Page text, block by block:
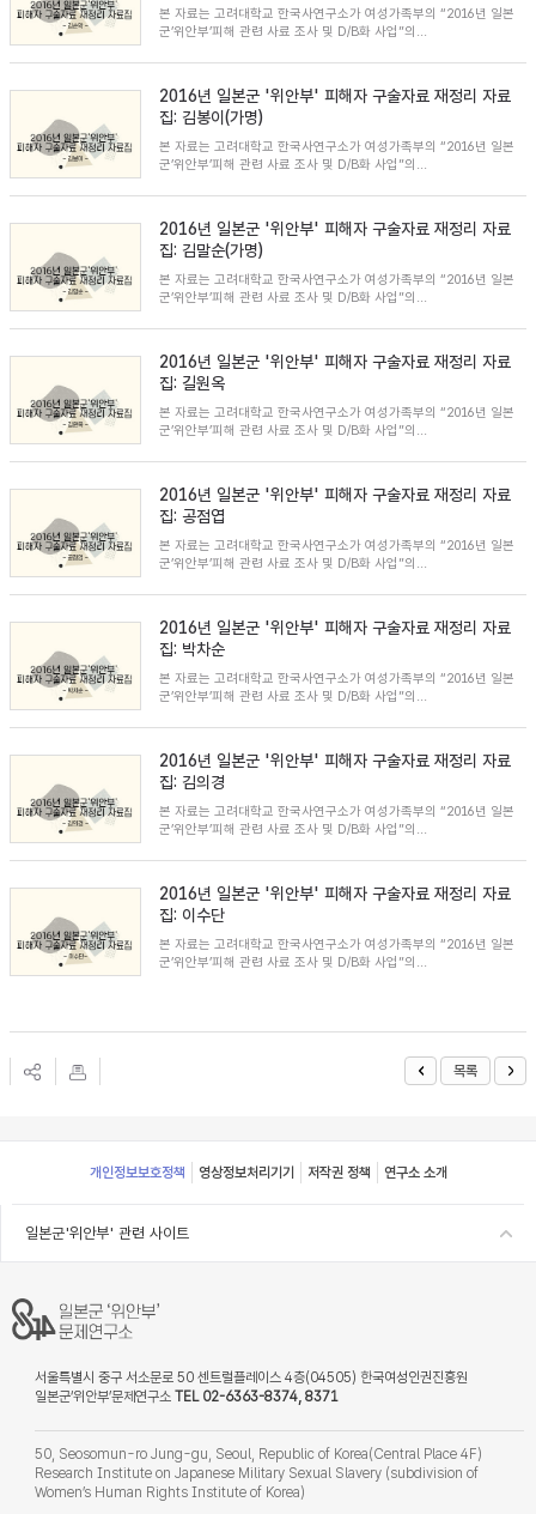
본 자료는 고려대학교 한국사연구소가 여성가족부의 “2016년 일본
군’위안부’피해 관련 사료 조사 및 D/B화 사업”의...
2016년 일본군 '위안부' 피해자 구술자료 재정리 자료
집: 김봉이(가명)
본 자료는 고려대학교 한국사연구소가 여성가족부의 “2016년 일본
군’위안부’피해 관련 사료 조사 및 D/B화 사업”의...
2016년 일본군 '위안부' 피해자 구술자료 재정리 자료
집: 김말순(가명)
본 자료는 고려대학교 한국사연구소가 여성가족부의 “2016년 일본
군’위안부’피해 관련 사료 조사 및 D/B화 사업”의...
2016년 일본군 '위안부' 피해자 구술자료 재정리 자료
집: 길원옥
본 자료는 고려대학교 한국사연구소가 여성가족부의 “2016년 일본
군’위안부’피해 관련 사료 조사 및 D/B화 사업”의...
2016년 일본군 '위안부' 피해자 구술자료 재정리 자료
집: 공점엽
본 자료는 고려대학교 한국사연구소가 여성가족부의 “2016년 일본
군’위안부’피해 관련 사료 조사 및 D/B화 사업”의...
2016년 일본군 '위안부' 피해자 구술자료 재정리 자료
집: 박차순
본 자료는 고려대학교 한국사연구소가 여성가족부의 “2016년 일본
군’위안부’피해 관련 사료 조사 및 D/B화 사업”의...
2016년 일본군 '위안부' 피해자 구술자료 재정리 자료
집: 김의경
본 자료는 고려대학교 한국사연구소가 여성가족부의 “2016년 일본
군’위안부’피해 관련 사료 조사 및 D/B화 사업”의...
2016년 일본군 '위안부' 피해자 구술자료 재정리 자료
집: 이수단
본 자료는 고려대학교 한국사연구소가 여성가족부의 “2016년 일본
군’위안부’피해 관련 사료 조사 및 D/B화 사업”의...
목록
Footer
개인정보보호정책 영상정보처리기기 저작권 정책 연구소 소개
일본군'위안부' 관련 사이트
서울특별시 중구 서소문로 50 센트럴플레이스 4층(04505) 한국여성인권진흥원
일본군‘위안부’문제연구소 TEL 02-6363-8374, 8371
50, Seosomun-ro Jung-gu, Seoul, Republic of Korea(Central Place 4F)
Research Institute on Japanese Military Sexual Slavery (subdivision of
Women’s Human Rights Institute of Korea)